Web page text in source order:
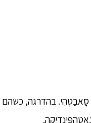
סָאבַטְּהִי. בהדרגה, כשהם